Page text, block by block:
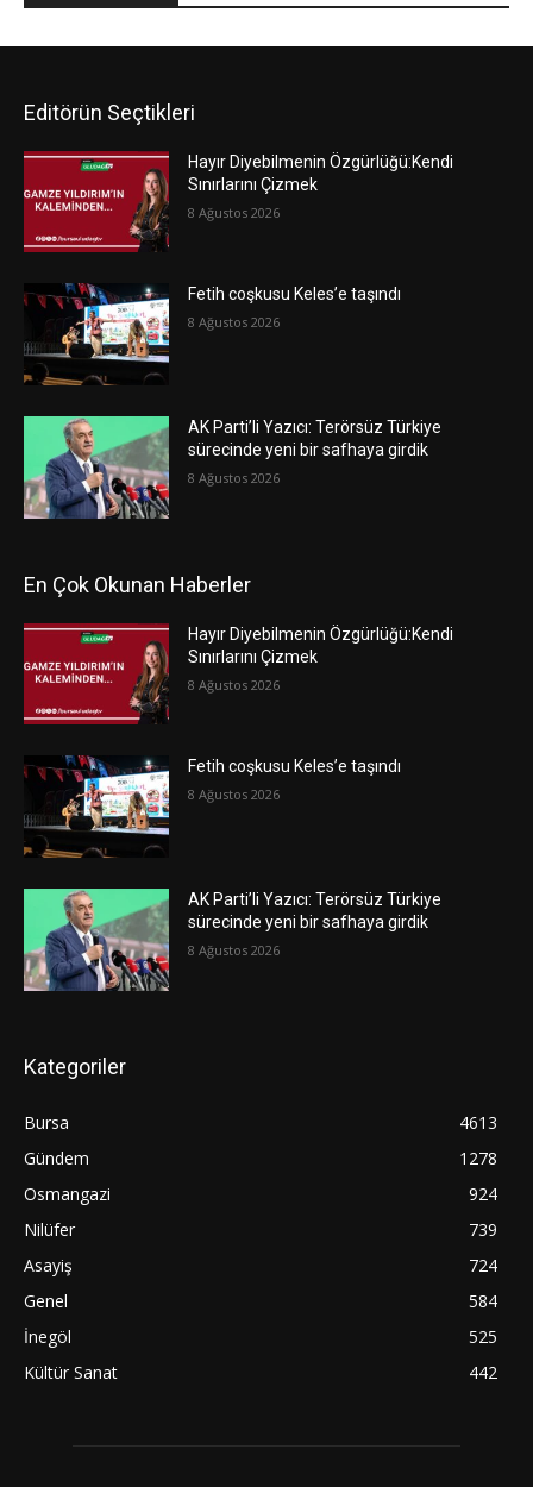
Editörün Seçtikleri
Hayır Diyebilmenin Özgürlüğü:Kendi
Sınırlarını Çizmek
8 Ağustos 2026
Fetih coşkusu Keles’e taşındı
8 Ağustos 2026
AK Parti’li Yazıcı: Terörsüz Türkiye
sürecinde yeni bir safhaya girdik
8 Ağustos 2026
En Çok Okunan Haberler
Hayır Diyebilmenin Özgürlüğü:Kendi
Sınırlarını Çizmek
8 Ağustos 2026
Fetih coşkusu Keles’e taşındı
8 Ağustos 2026
AK Parti’li Yazıcı: Terörsüz Türkiye
sürecinde yeni bir safhaya girdik
8 Ağustos 2026
Kategoriler
Bursa
4613
Gündem
1278
Osmangazi
924
Nilüfer
739
Asayiş
724
Genel
584
İnegöl
525
Kültür Sanat
442